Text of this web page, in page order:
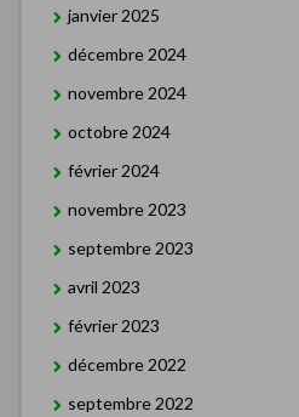
janvier 2025
décembre 2024
novembre 2024
octobre 2024
février 2024
novembre 2023
septembre 2023
avril 2023
février 2023
décembre 2022
septembre 2022